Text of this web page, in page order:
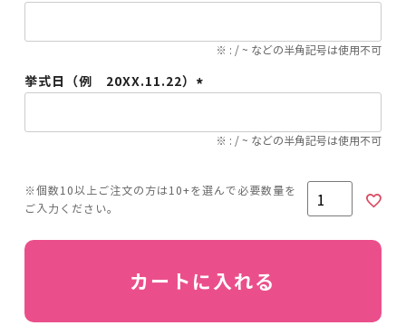
須)
※ : / ~ などの半角記号は使用不可
挙式日（例 20XX.11.22）
須)
※ : / ~ などの半角記号は使用不可
カートに入れる